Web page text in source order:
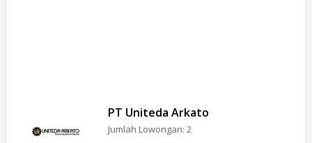
PT Uniteda Arkato
Jumlah Lowongan: 2